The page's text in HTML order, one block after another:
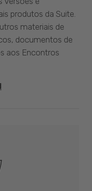
produtos da Suite.
materiais de
documentos de
aos Encontros